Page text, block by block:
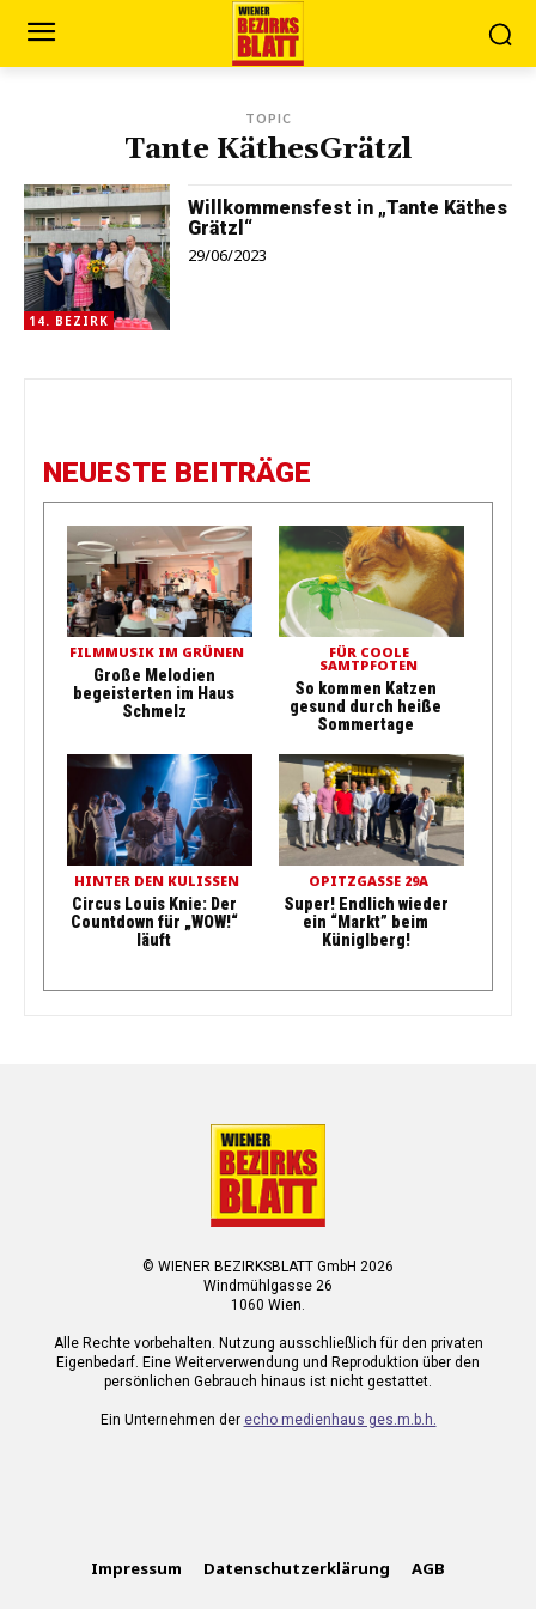
TOPIC
Tante KäthesGrätzl
14. BEZIRK
Willkommensfest in „Tante Käthes
Grätzl“
29/06/2023
NEUESTE BEITRÄGE
FILMMUSIK IM GRÜNEN
Große Melodien
begeisterten im Haus
Schmelz
FÜR COOLE
SAMTPFOTEN
So kommen Katzen
gesund durch heiße
Sommertage
HINTER DEN KULISSEN
Circus Louis Knie: Der
Countdown für „WOW!“
läuft
OPITZGASSE 29A
Super! Endlich wieder
ein “Markt” beim
Küniglberg!
© WIENER BEZIRKSBLATT GmbH 2026
Windmühlgasse 26
1060 Wien.
Alle Rechte vorbehalten. Nutzung ausschließlich für den privaten
Eigenbedarf. Eine Weiterverwendung und Reproduktion über den
persönlichen Gebrauch hinaus ist nicht gestattet.
Ein Unternehmen der echo medienhaus ges.m.b.h.
Impressum Datenschutzerklärung AGB